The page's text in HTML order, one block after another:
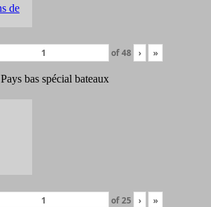
of48 › »
Pays bas spécial bateaux
of25 › »